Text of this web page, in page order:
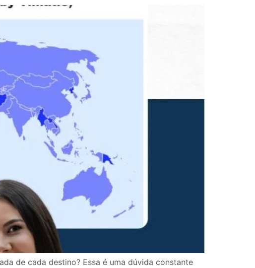
de cada destino?⁣ Essa é uma dúvida constante